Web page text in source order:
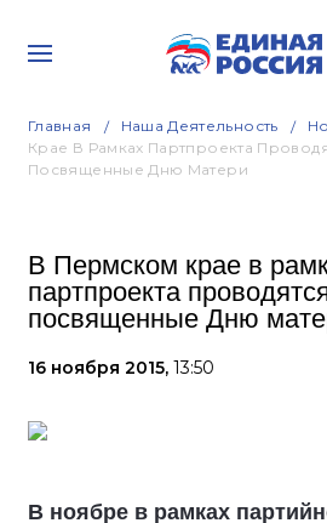
Главная Наша Деятельность
Крае В Рамках Партпроекта
Посвященные Дню Матери
В Пермском крае в
партпроекта
посвященные Дню
16 ноября 2015, 13:50
В ноябре в рамках